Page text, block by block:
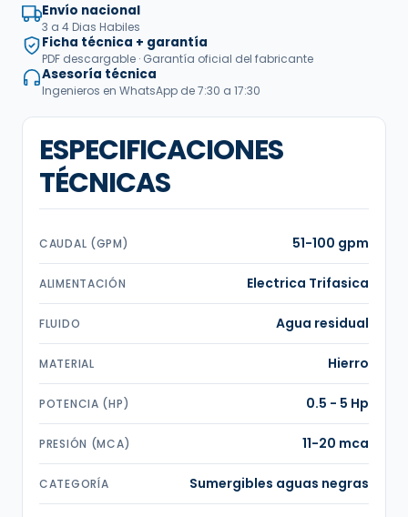
Envío nacional
3 a 4 Dias Habiles
Ficha técnica + garantía
PDF descargable · Garantía oficial del fabricante
Asesoría técnica
Ingenieros en WhatsApp de 7:30 a 17:30
ESPECIFICACIONES
TÉCNICAS
CAUDAL (GPM) 51-100 gpm
ALIMENTACIÓN Electrica Trifasica
FLUIDO Agua residual
MATERIAL Hierro
POTENCIA (HP) 0.5 - 5 Hp
PRESIÓN (MCA) 11-20 mca
CATEGORÍA Sumergibles aguas negras